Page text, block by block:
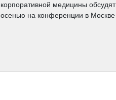
корпоративной медицины обсудят
осенью на конференции в Москве